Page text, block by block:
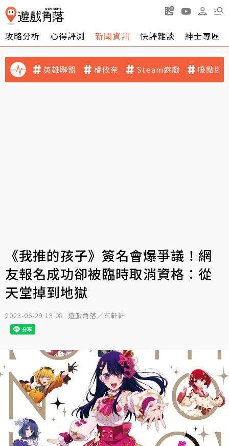
攻略分析 心得評測 新聞資訊 快評雜談 紳士專區
英雄聯盟 橘攸奈 Steam遊戲 吸點迷
《我推的孩子》簽名會爆爭議！網
友報名成功卻被臨時取消資格：從
天堂掉到地獄
2023-06-29 13:08 遊戲角落／玄軒軒